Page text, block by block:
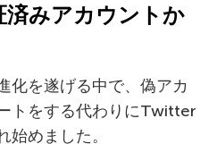
済みアカウントか
化を遂げる中で、偽アカ
トをする代わりにTwitter
始めました。